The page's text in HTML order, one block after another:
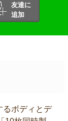
友達に
追加
るボディとデ